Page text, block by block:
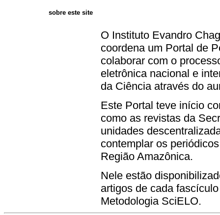
sobre este site
O Instituto Evandro
coordena um Portal de
colaborar com o
eletrônica nacional e
da Ciência através do
Este Portal teve início
como as revistas da
unidades
contemplar os
Região Amazônica.
Nele estão
artigos de cada
Metodologia SciELO.